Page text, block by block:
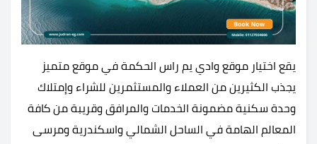
يقع اختيار موقع وادي يم راس الحكمة في موقع متميز
يجذب الكثيرين من العملاء والمستثمرين للشراء وإمتلاك
وحدة سكنية مضمونة الخدمات والمرافق وقريبة من كافة
المعالم الهامة في الساحل الشمالي واسكندرية ومرسى